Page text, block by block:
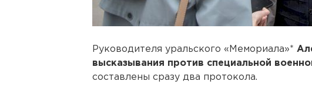
Руководителя уральского «Мемориала»*
высказывания против специальной
составлены сразу два протокола.